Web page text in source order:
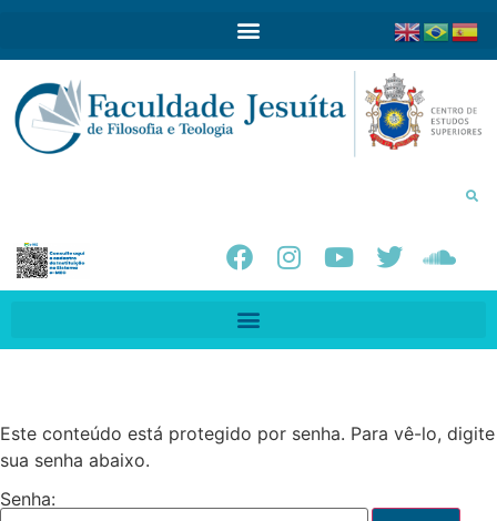
Este conteúdo está protegido por senha. Para vê-lo, digite
sua senha abaixo.
Senha: